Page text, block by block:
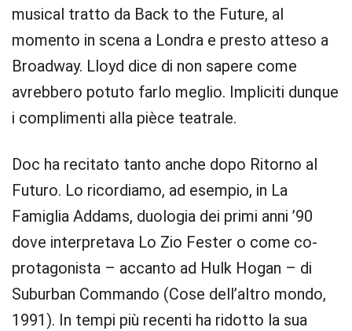
musical tratto da Back to the Future, al
momento in scena a Londra e presto atteso a
Broadway. Lloyd dice di non sapere come
avrebbero potuto farlo meglio. Impliciti dunque
i complimenti alla pièce teatrale.
Doc ha recitato tanto anche dopo Ritorno al
Futuro. Lo ricordiamo, ad esempio, in La
Famiglia Addams, duologia dei primi anni ’90
dove interpretava Lo Zio Fester o come co-
protagonista – accanto ad Hulk Hogan – di
Suburban Commando (Cose dell’altro mondo,
1991). In tempi più recenti ha ridotto la sua